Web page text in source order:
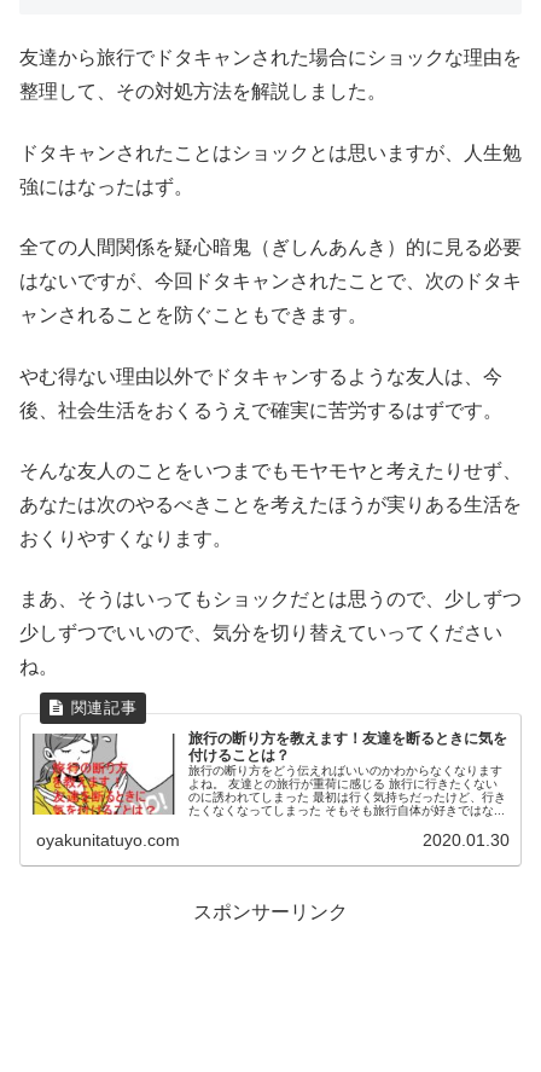
友達から旅行でドタキャンされた場合にショックな理由を
整理して、その対処方法を解説しました。
ドタキャンされたことはショックとは思いますが、人生勉
強にはなったはず。
全ての人間関係を疑心暗鬼（ぎしんあんき）的に見る必要
はないですが、今回ドタキャンされたことで、次のドタキ
ャンされることを防ぐこともできます。
やむ得ない理由以外でドタキャンするような友人は、今
後、社会生活をおくるうえで確実に苦労するはずです。
そんな友人のことをいつまでもモヤモヤと考えたりせず、
あなたは次のやるべきことを考えたほうが実りある生活を
おくりやすくなります。
まあ、そうはいってもショックだとは思うので、少しずつ
少しずつでいいので、気分を切り替えていってください
ね。
旅行の断り方を教えます！友達を断るときに気を
付けることは？
旅行の断り方をどう伝えればいいのかわからなくなります
よね。 友達との旅行が重荷に感じる 旅行に行きたくない
のに誘われてしまった 最初は行く気持ちだったけど、行き
たくなくなってしまった そもそも旅行自体が好きではな...
oyakunitatuyo.com 2020.01.30
スポンサーリンク